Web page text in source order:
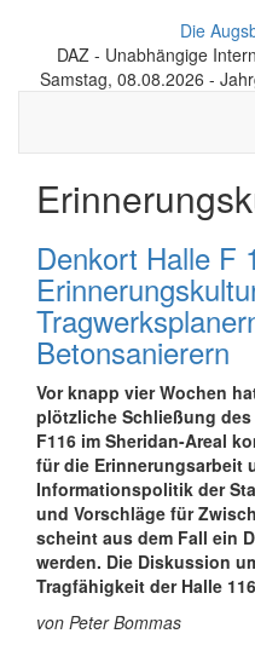
Die
DAZ - Unabhängige
Samstag, 08.08.2026 -
Denkort Halle F
Betonsanierern
Vor knapp vier Wochen
plötzliche Schließung
F116 im Sheridan-Areal
für die Erinnerungsarbeit
Informationspolitik der
und Vorschläge für
scheint aus dem Fall ein
werden. Die Diskussion
Tragfähigkeit der Halle
von Peter Bommas